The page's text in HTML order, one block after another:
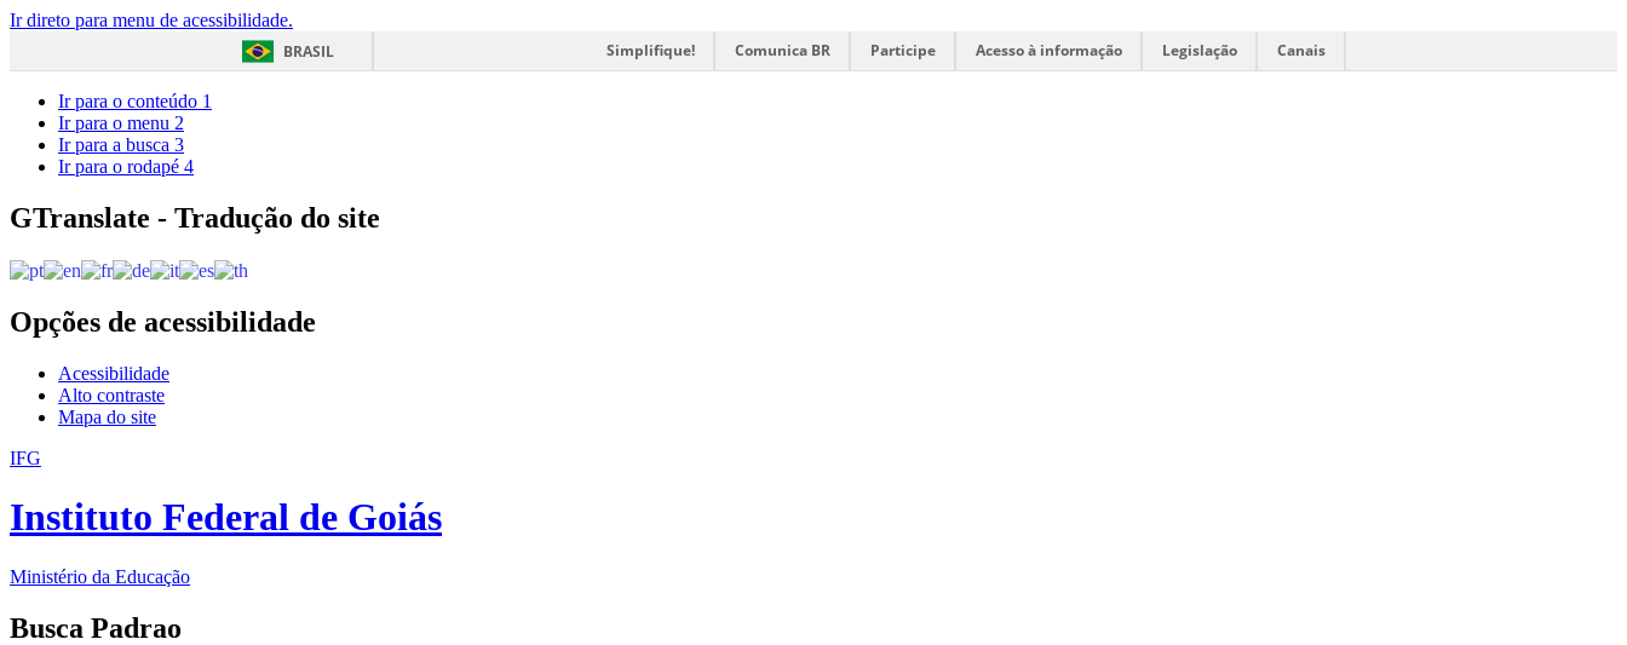
Ir direto para menu de acessibilidade.
BRASIL
Simplifique! Comunica BR Participe Acesso à informação Legislação Canais
Ir para o conteúdo 1
Ir para o menu 2
Ir para a busca 3
Ir para o rodapé 4
GTranslate - Tradução do site
Opções de acessibilidade
Acessibilidade
Alto contraste
Mapa do site
IFG
Instituto Federal de Goiás
Ministério da Educação
Busca Padrao